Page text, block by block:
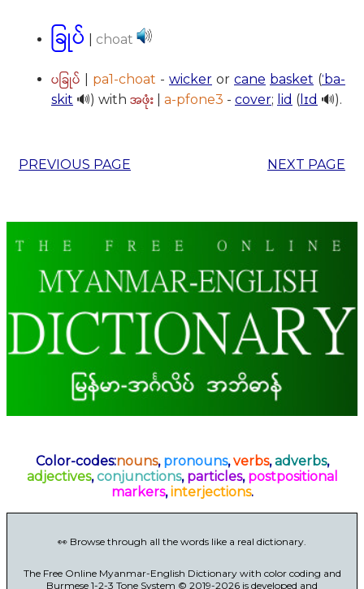
ခြုပ် choat
ပခြုပ် pa1-choat - wicker or cane basket (ˈba-
skit 🔊) with အဖုံး a-pfone3 - cover; lid ( lɪd 🔊).
PREVIOUS PAGE NEXT PAGE
Color-codes:nouns, pronouns,verbs,adverbs,
adjectives,conjunctions, particles, postpositional
markers,interjections.
👀 Browse through all the words like a real dictionary.
The Free Online Myanmar-English Dictionary with color coding and
Burmese 1-2-3 Tone System © 2019-2026 is developed and